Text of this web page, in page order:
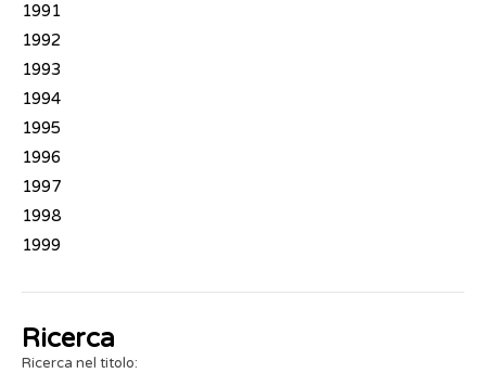
1991
1992
1993
1994
1995
1996
1997
1998
1999
Ricerca
Ricerca nel titolo: